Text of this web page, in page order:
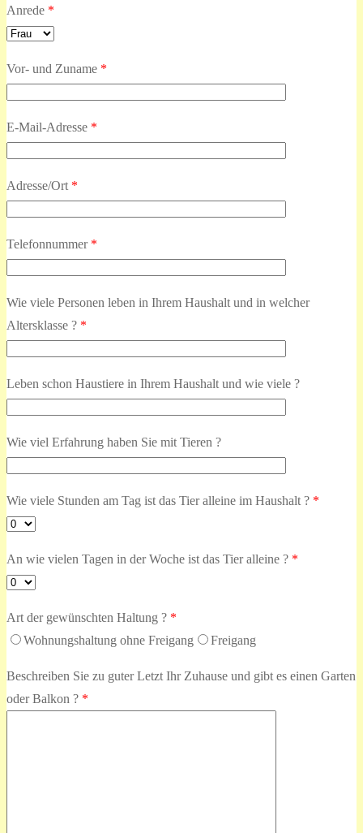
Anrede *
Vor- und Zuname *
E-Mail-Adresse *
Adresse/Ort *
Telefonnummer *
Wie viele Personen leben in Ihrem Haushalt und in welcher
Altersklasse ? *
Leben schon Haustiere in Ihrem Haushalt und wie viele ?
Wie viel Erfahrung haben Sie mit Tieren ?
Wie viele Stunden am Tag ist das Tier alleine im Haushalt ? *
An wie vielen Tagen in der Woche ist das Tier alleine ? *
Art der gewünschten Haltung ? *
Wohnungshaltung ohne Freigang
Freigang
Beschreiben Sie zu guter Letzt Ihr Zuhause und gibt es einen Garten
oder Balkon ? *